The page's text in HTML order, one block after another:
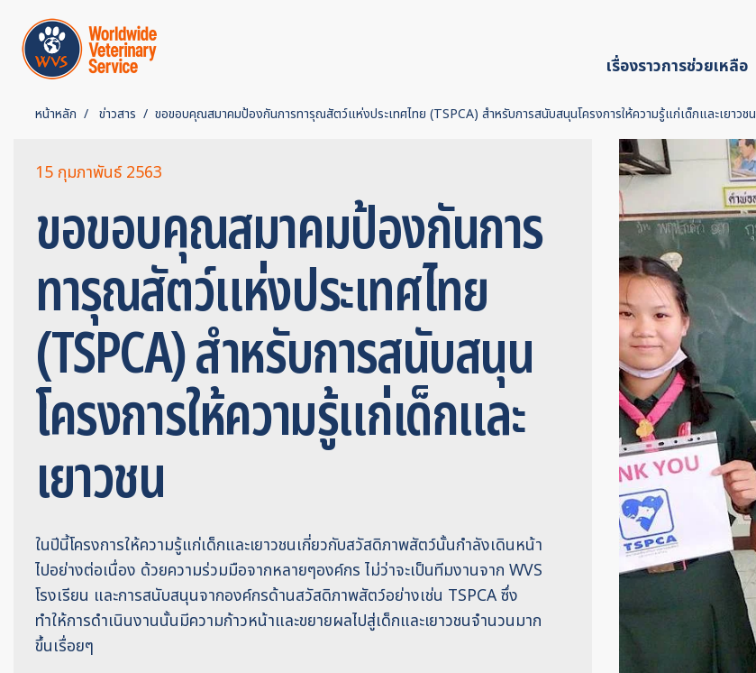
เรื่องราวการช่วยเหลือ
หน้าหลัก ข่าวสาร ขอขอบคุณสมาคมป้องกันการทารุณสัตว์แห่งประเทศไทย (TSPCA) สำหรับการสนับสนุนโครงการให้ความรู้แก่เด็กและเยาวชน
15 กุมภาพันธ์ 2563
ขอขอบคุณสมาคมป้องกันการ
ทารุณสัตว์แห่งประเทศไทย
(TSPCA) สำหรับการสนับสนุน
โครงการให้ความรู้แก่เด็กและ
เยาวชน
ในปีนี้โครงการให้ความรู้แก่เด็กและเยาวชนเกี่ยวกับสวัสดิภาพสัตว์นั้นกำลังเดินหน้า
ไปอย่างต่อเนื่อง ด้วยความร่วมมือจากหลายๆองค์กร ไม่ว่าจะเป็นทีมงานจาก WVS
โรงเรียน และการสนับสนุนจากองค์กรด้านสวัสดิภาพสัตว์อย่างเช่น TSPCA ซึ่ง
ทำให้การดำเนินงานนั้นมีความก้าวหน้าและขยายผลไปสู่เด็กและเยาวชนจำนวนมาก
ขึ้นเรื่อยๆ